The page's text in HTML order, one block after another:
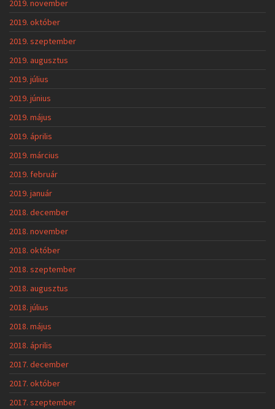
2019. november
2019. október
2019. szeptember
2019. augusztus
2019. július
2019. június
2019. május
2019. április
2019. március
2019. február
2019. január
2018. december
2018. november
2018. október
2018. szeptember
2018. augusztus
2018. július
2018. május
2018. április
2017. december
2017. október
2017. szeptember